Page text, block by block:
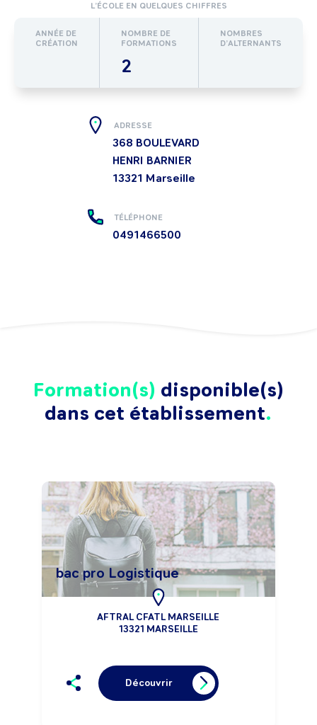
L’ÉCOLE EN QUELQUES CHIFFRES
ANNÉE DE
CRÉATION
NOMBRE DE
FORMATIONS
2
NOMBRES
D’ALTERNANTS
ADRESSE
368 BOULEVARD
HENRI BARNIER
13321 Marseille
TÉLÉPHONE
0491466500
Formation(s) disponible(s)
dans cet établissement
bac pro Logistique
AFTRAL CFATL MARSEILLE
13321 MARSEILLE
Découvrir